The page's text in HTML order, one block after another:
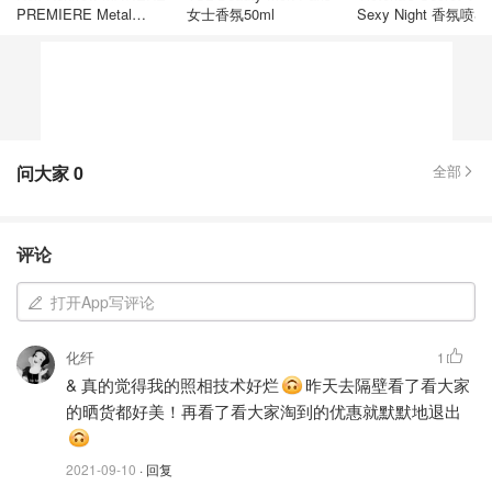
PREMIERE Metal
女士香氛50ml
Sexy Night 香氛喷雾
问大家0 全部
评论
打开App写评论
化纤
& 真的觉得我的照相技术好烂
昨天去隔壁看了看大家
的晒货都好美！再看了看大家淘到的优惠就默默地退出
2021-09-10 · 回复
1